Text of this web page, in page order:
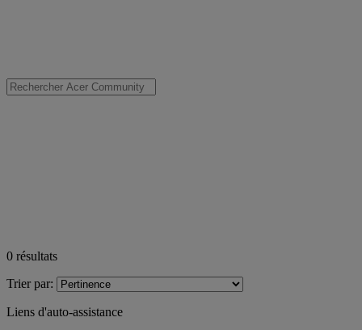
0 résultats
Trier par:
Liens d'auto-assistance